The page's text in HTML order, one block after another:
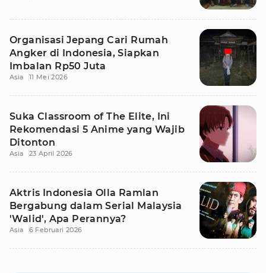
Organisasi Jepang Cari Rumah
Angker di Indonesia, Siapkan
Imbalan Rp50 Juta
Asia 11 Mei 2026
Suka Classroom of The Elite, Ini
Rekomendasi 5 Anime yang Wajib
Ditonton
Asia 23 April 2026
Aktris Indonesia Olla Ramlan
Bergabung dalam Serial Malaysia
'Walid', Apa Perannya?
Asia 6 Februari 2026